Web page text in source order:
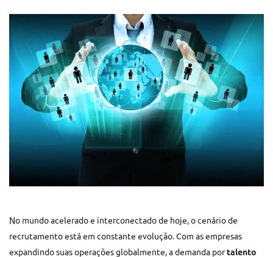
No mundo acelerado e interconectado de hoje, o cenário de
recrutamento está em constante evolução. Com as empresas
expandindo suas operações globalmente, a demanda portalento